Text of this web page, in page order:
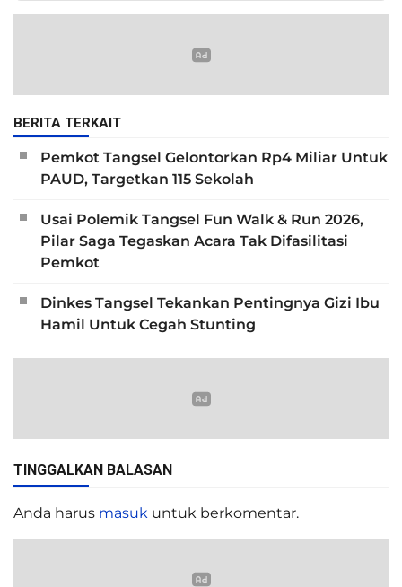
BERITA TERKAIT
Pemkot Tangsel Gelontorkan Rp4 Miliar Untuk
PAUD, Targetkan 115 Sekolah
Usai Polemik Tangsel Fun Walk & Run 2026,
Pilar Saga Tegaskan Acara Tak Difasilitasi
Pemkot
Dinkes Tangsel Tekankan Pentingnya Gizi Ibu
Hamil Untuk Cegah Stunting
TINGGALKAN BALASAN
Anda harus masuk untuk berkomentar.